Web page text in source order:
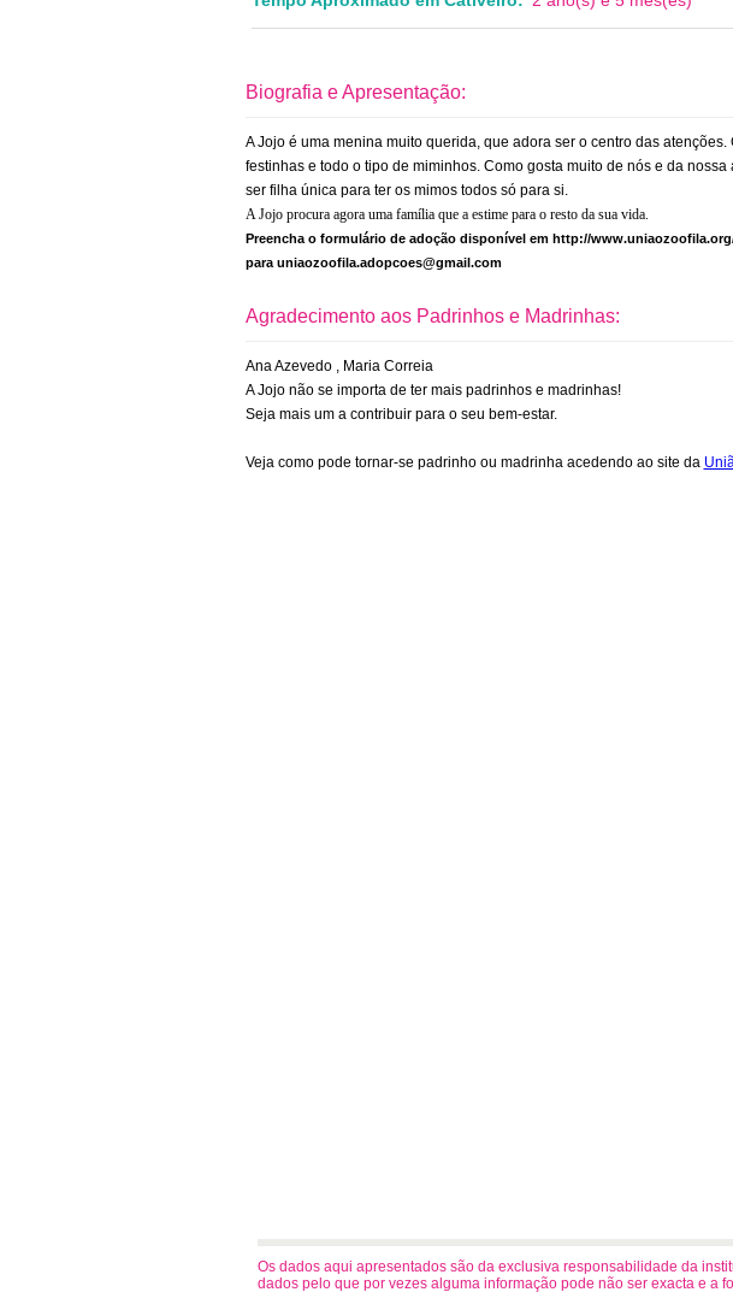
Biografia e Apresentação:
A Jojo é uma menina muito querida, que adora ser o centro das atenções.
festinhas e todo o tipo de miminhos. Como gosta muito de nós e da nossa
ser filha única para ter os mimos todos só para si.
A Jojo procura agora uma família que a estime para o resto da sua vida.
Preencha o formulário de adoção disponível em http://
para uniaozoofila.adopcoes@gmail.com
Agradecimento aos Padrinhos e Madrinhas:
Ana Azevedo , Maria Correia
A Jojo não se importa de ter mais padrinhos e madrinhas!
Seja mais um a contribuir para o seu bem-estar.
Veja como pode tornar-se padrinho ou madrinha acedendo ao site da
Os dados aqui apresentados são da exclusiva responsabilidade da
dados pelo que por vezes alguma informação pode não ser exacta e a